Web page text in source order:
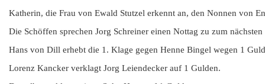
Katherin, die Frau von Ewald Stutzel erkennt an, den Nonnen von
Die Schöffen sprechen Jorg Schreiner einen Nottag zu zum
Hans von Dill erhebt die 1. Klage gegen Henne Bingel wegen 1
Lorenz Kancker verklagt Jorg Leiendecker auf 1 Gulden.